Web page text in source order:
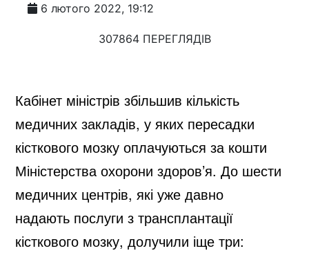
6 лютого 2022, 19:12
307864 ПЕРЕГЛЯДІВ
Кабінет міністрів збільшив кількість
медичних закладів, у яких пересадки
кісткового мозку оплачуються за кошти
Міністерства охорони здоров’я. До шести
медичних центрів, які уже давно
надають послуги з трансплантації
кісткового мозку, долучили іще три: